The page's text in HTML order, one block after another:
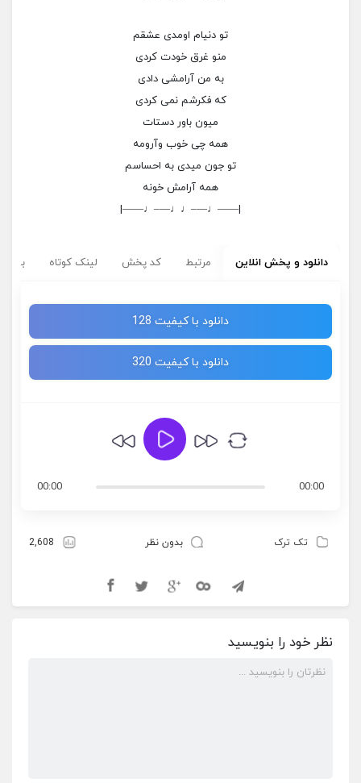
تو دنیام اومدی عشقم
منو غرق خودت کردی
به من آرامشی دادی
که فکرشم نمی کردی
میون باور دستات
همه چی خوب وآرومه
تو جون میدی به احساسم
همه آرامش خونه
|——♩—–♩♩—–♩——|
دانلود و پخش انلاین مرتبط کد پخش لینک کوتاه
دانلود با کیفیت 128
دانلود با کیفیت 320
00:00
00:00
تک ترک بدون نظر 2,608
نظر خود را بنویسید